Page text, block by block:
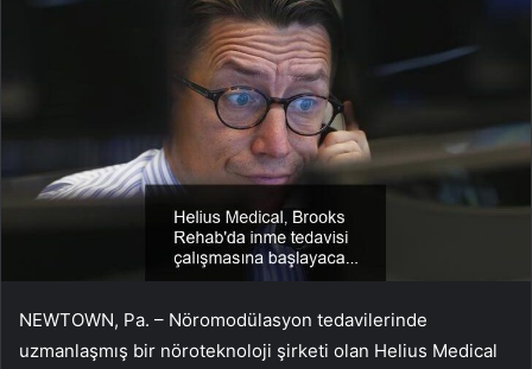
NEWTOWN, Pa. – Nöromodülasyon tedavilerinde
uzmanlaşmış bir nöroteknoloji şirketi olan Helius Medical